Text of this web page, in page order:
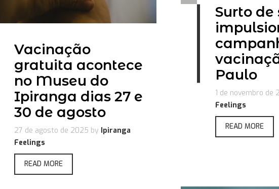
Vacinação
gratuita acontece
no Museu do
Ipiranga dias 27 e
30 de agosto
27 de agosto de 2025 by Ipiranga
Feelings
READ MORE
Surto
Paulo
1 de novembro de
Feelings
READ MORE